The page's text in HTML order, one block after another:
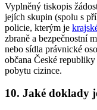
Vyplněný tiskopis
jejích skupin (spolu s
policie, kterým je
zbraně a bezpečnostní
nebo sídla právnické
občana České
pobytu cizince.
10. Jaké doklady